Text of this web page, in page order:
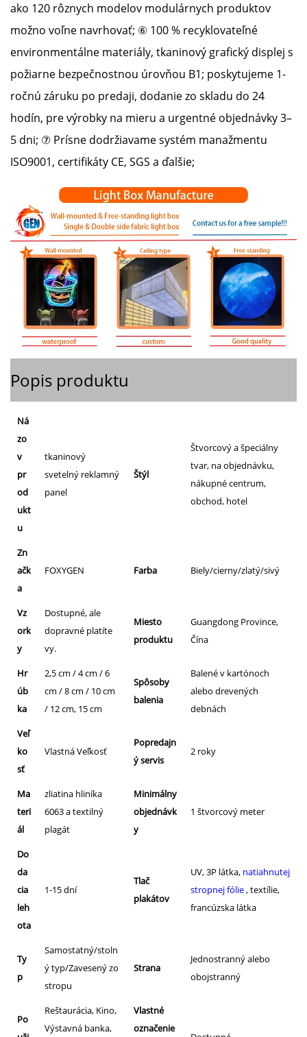
ako 120 rôznych modelov modulárnych produktov
možno voľne navrhovať; ⑥ 100 % recyklovateľné
environmentálne materiály, tkaninový grafický displej s
požiarne bezpečnostnou úrovňou B1; poskytujeme 1-
ročnú záruku po predaji, dodanie zo skladu do 24
hodín, pre výrobky na mieru a urgentné objednávky 3–
5 dni; ⑦ Prísne dodržiavame systém manažmentu
ISO9001, certifikáty CE, SGS a ďalšie;
Popis produktu
Ná
zo
v
pr
od
ukt
u
tkaninový
svetelný reklamný
panel
Štýl
Štvorcový a špeciálny
tvar, na objednávku,
nákupné centrum,
obchod, hotel
Zn
ačk
a
FOXYGEN Farba Biely/cierny/zlatý/sivý
Vz
ork
y
Dostupné, ale
dopravné platíte
vy.
Miesto
produktu
Guangdong Province,
Čína
Hr
úb
ka
2,5 cm / 4 cm / 6
cm / 8 cm / 10 cm
/ 12 cm, 15 cm
Spôsoby
balenia
Balené v kartónoch
alebo drevených
debnách
Veľ
ko
sť
Vlastná Veľkosť
Popredajn
ý servis
2 roky
Ma
teri
ál
zliatina hliníka
6063 a textilný
plagát
Minimálny
objednávk
y
1 štvorcový meter
Do
da
cia
leh
ota
1-15 dní
Tlač
plakátov
UV, 3P látka, natiahnutej
stropnej fólie, textílie,
francúzska látka
Ty
p
Samostatný/stoln
ý typ/Zavesený zo
stropu
Strana
Jednostranný alebo
obojstranný
Po
Reštaurácia, Kino,
Výstavná banka,
Vlastné
označenie